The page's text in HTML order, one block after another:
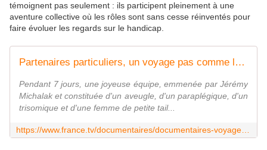
témoignent pas seulement : ils participent pleinement à une
aventure collective où les rôles sont sans cesse réinventés pour
faire évoluer les regards sur le handicap.
Partenaires particuliers, un voyage pas comme les autres - Les épisodes en replay
Pendant 7 jours, une joyeuse équipe, emmenée par Jérémy
Michalak et constituée d'un aveugle, d'un paraplégique, d'un
trisomique et d'une femme de petite tail...